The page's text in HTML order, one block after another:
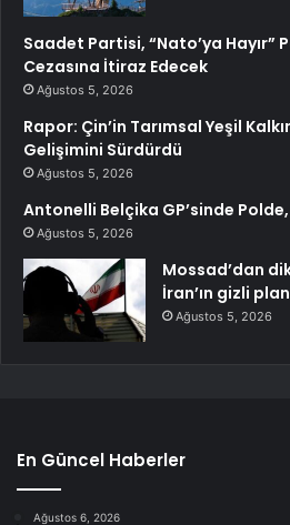
Saadet Partisi, “Nato’ya Hayır”
Cezasına İtiraz Edecek
Ağustos 5, 2026
Rapor: Çin’in Tarımsal Yeşil
Gelişimini Sürdürdü
Ağustos 5, 2026
Antonelli Belçika GP’sinde
Ağustos 5, 2026
Mossad’dan
İran’ın gizli
Ağustos 5, 2026
En Güncel Haberler
Ağustos 6, 2026